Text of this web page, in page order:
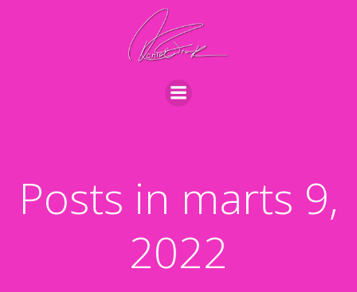
til
indhold
Posts in marts 9,
2022